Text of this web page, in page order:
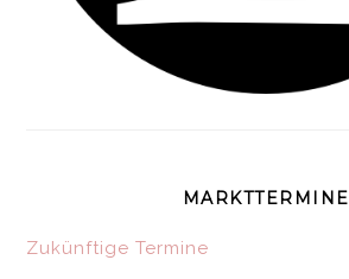
MARKTTERMINE
Zukünftige Termine